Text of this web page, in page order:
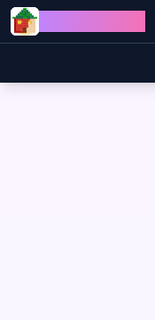
Skip to content